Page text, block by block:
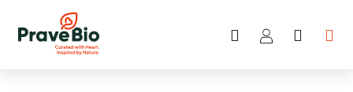
obsah
Hledat